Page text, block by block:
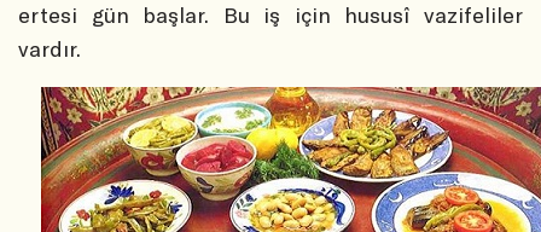
ertesi gün başlar. Bu iş için hususî vazifeliler
vardır.